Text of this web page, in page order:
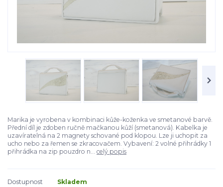
Marika je vyrobena v kombinaci kůže-koženka ve smetanové barvě.
Přední díl je zdoben ručně mačkanou kůží (smetanová). Kabelka je
uzavíratelná na 2 magnety schované pod klopou. Lze ji uchopit za
ucho nebo za řemen se zkracovačem. Vybavení: 2 volné přihrádky 1
přihrádka na zip pouzdro n... celý popis
Dostupnost Skladem